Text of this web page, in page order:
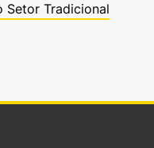
Setor Tradicional